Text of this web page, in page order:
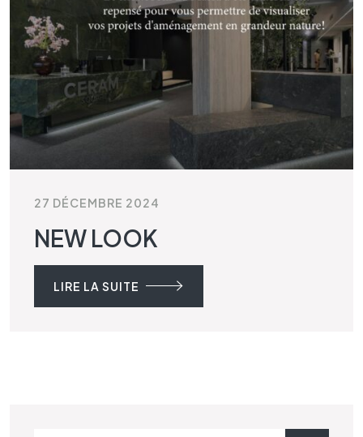
27 DÉCEMBRE 2024
NEW LOOK
LIRE LA SUITE